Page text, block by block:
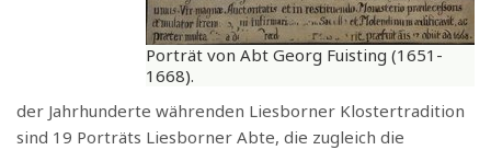
Porträt von Abt Georg Fuisting (1651-
1668).
der Jahrhunderte währenden Liesborner Klostertradition
sind 19 Porträts Liesborner Abte, die zugleich die